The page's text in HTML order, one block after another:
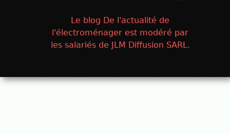
Le blog De l'actualité de
l'électroménager est modéré par
les salariés de JLM Diffusion SARL.